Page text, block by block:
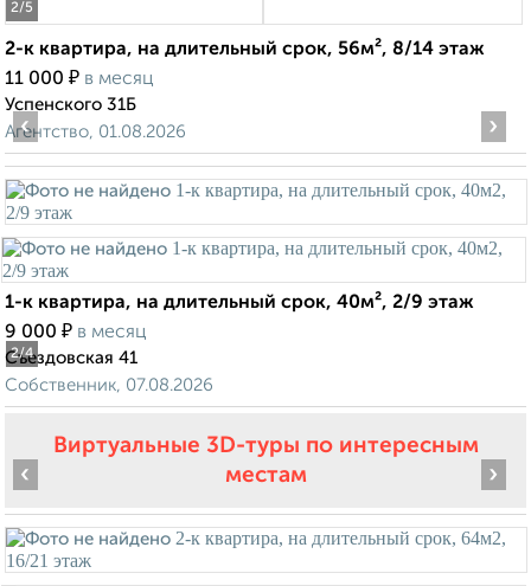
2/5
2-к квартира, на длительный срок, 56м², 8/14 этаж
11 000 ₽ в месяц
Успенского 31Б
Агентство, 01.08.2026
2/4
‹ ›
1-к квартира, на длительный срок, 40м², 2/9 этаж
9 000 ₽ в месяц
Съездовская 41
Собственник, 07.08.2026
Виртуальные 3D-туры по интересным
местам
‹ ›